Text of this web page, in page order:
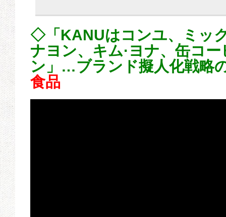
◇「KANUはコンユ、ミッ
ナヨン、キム·ヨナ、缶コ
ン」…ブランド擬人化戦略
食品